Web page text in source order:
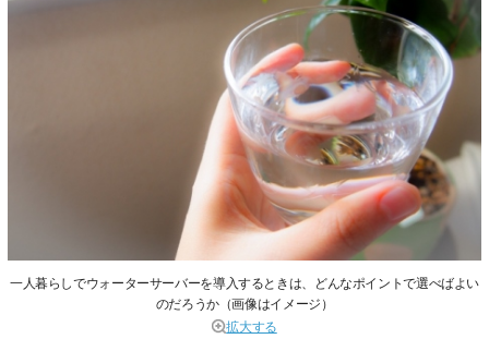
一人暮らしでウォーターサーバーを導入するときは、どんなポイントで選べばよい
のだろうか（画像はイメージ）
拡大する